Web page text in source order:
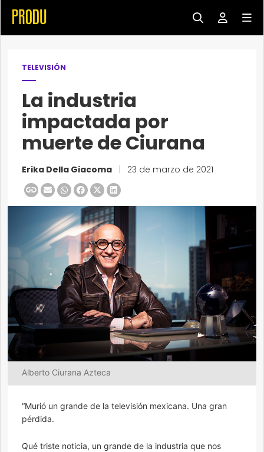
TELEVISIÓN
La industria
impactada por
muerte de Ciurana
Erika Della Giacoma 23 de marzo de 2021
Alberto Ciurana Azteca
“Murió un grande de la televisión mexicana. Una gran
pérdida.
Qué triste noticia, un grande de la industria que nos